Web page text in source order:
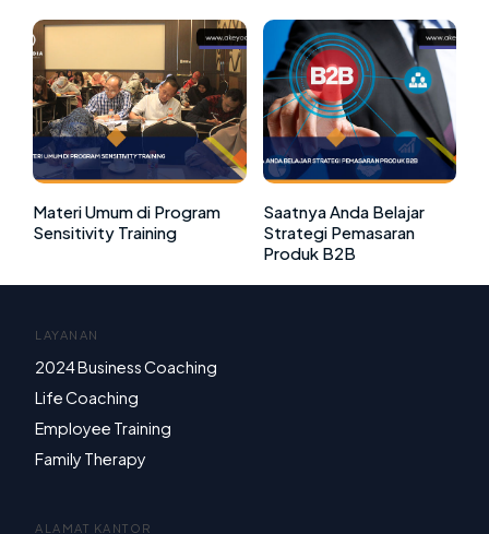
Materi Umum di Program
Sensitivity Training
Saatnya Anda Belajar
Strategi Pemasaran
Produk B2B
LAYANAN
2024 Business Coaching
Life Coaching
Employee Training
Family Therapy
ALAMAT KANTOR